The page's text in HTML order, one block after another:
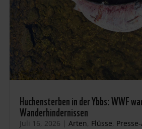
Huchensterben in der Ybbs: WWF
Wanderhindernissen
Juli 16, 2026 | Arten, Flüsse,